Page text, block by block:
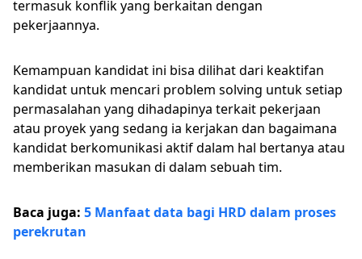
termasuk konflik yang berkaitan dengan
pekerjaannya.
Kemampuan kandidat ini bisa dilihat dari keaktifan
kandidat untuk mencari problem solving untuk setiap
permasalahan yang dihadapinya terkait pekerjaan
atau proyek yang sedang ia kerjakan dan bagaimana
kandidat berkomunikasi aktif dalam hal bertanya atau
memberikan masukan di dalam sebuah tim.
Baca juga: 5 Manfaat data bagi HRD dalam proses
perekrutan